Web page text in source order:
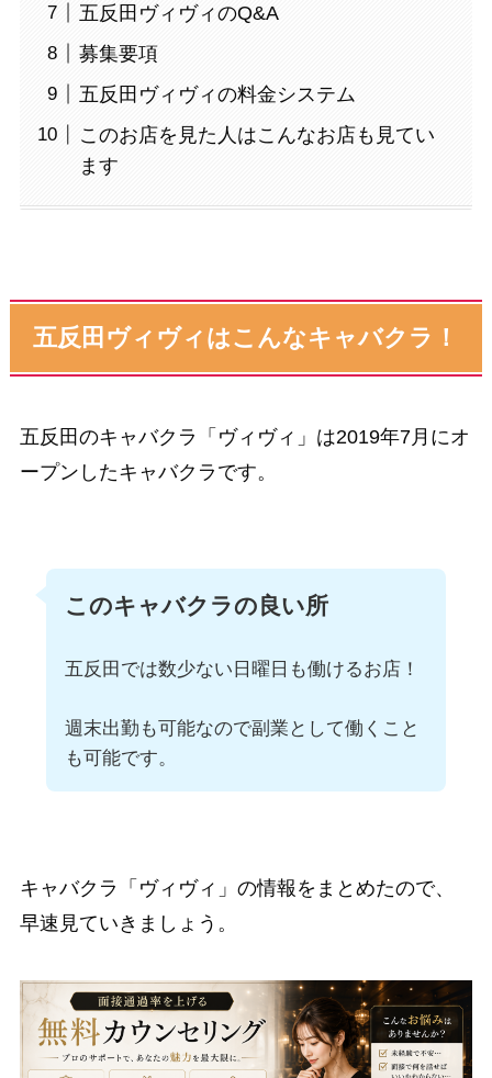
五反田ヴィヴィのQ&A
募集要項
五反田ヴィヴィの料金システム
このお店を見た人はこんなお店も見てい
ます
五反田ヴィヴィはこんなキャバクラ！
五反田のキャバクラ「ヴィヴィ」は2019年7月にオ
ープンしたキャバクラです。
このキャバクラの良い所
五反田では数少ない日曜日も働けるお店！
週末出勤も可能なので副業として働くこと
も可能です。
キャバクラ「ヴィヴィ」の情報をまとめたので、
早速見ていきましょう。